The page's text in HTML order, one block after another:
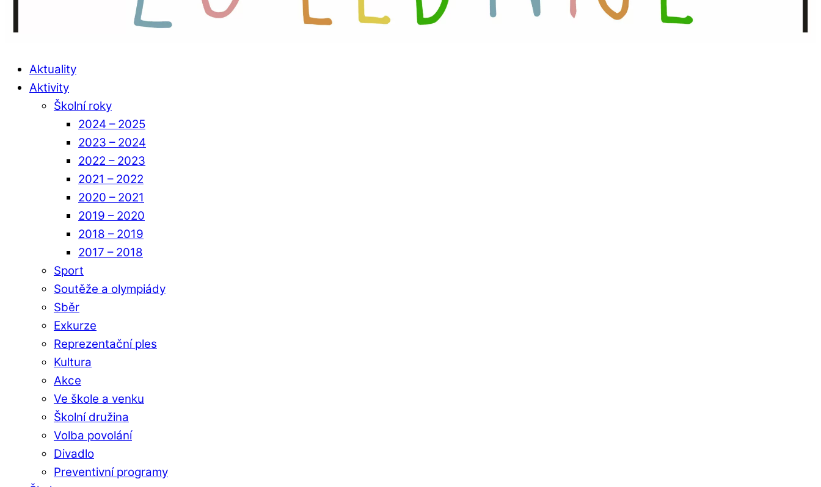
Aktuality
Aktivity
Školní roky
2024 – 2025
2023 – 2024
2022 – 2023
2021 – 2022
2020 – 2021
2019 – 2020
2018 – 2019
2017 – 2018
Sport
Soutěže a olympiády
Sběr
Exkurze
Reprezentační ples
Kultura
Akce
Ve škole a venku
Školní družina
Volba povolání
Divadlo
Preventivní programy